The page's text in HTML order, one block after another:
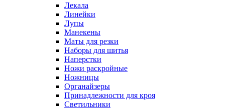
Лекала
Линейки
Лупы
Манекены
Маты для резки
Наборы для шитья
Наперстки
Ножи раскройные
Ножницы
Органайзеры
Принадлежности для кроя
Светильники